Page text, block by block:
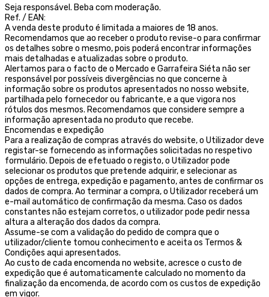
Seja responsável. Beba com moderação.
Ref. / EAN:
A venda deste produto é limitada a maiores de 18 anos.
Recomendamos que ao receber o produto revise-o para confirmar
os detalhes sobre o mesmo, pois poderá encontrar informações
mais detalhadas e atualizadas sobre o produto.
Alertamos para o facto de o Mercado e Garrafeira Siéta não ser
responsável por possíveis divergências no que concerne à
informação sobre os produtos apresentados no nosso website,
partilhada pelo fornecedor ou fabricante, e a que vigora nos
rótulos dos mesmos. Recomendamos que considere sempre a
informação apresentada no produto que recebe.
Encomendas e expedição
Para a realização de compras através do website, o Utilizador deve
registar-se fornecendo as informações solicitadas no respetivo
formulário. Depois de efetuado o registo, o Utilizador pode
selecionar os produtos que pretende adquirir, e selecionar as
opções de entrega, expedição e pagamento, antes de confirmar os
dados de compra. Ao terminar a compra, o Utilizador receberá um
e-mail automático de confirmação da mesma. Caso os dados
constantes não estejam corretos, o utilizador pode pedir nessa
altura a alteração dos dados da compra.
Assume-se com a validação do pedido de compra que o
utilizador/cliente tomou conhecimento e aceita os Termos &
Condições aqui apresentados.
Ao custo de cada encomenda no website, acresce o custo de
expedição que é automaticamente calculado no momento da
finalização da encomenda, de acordo com os custos de expedição
em vigor.